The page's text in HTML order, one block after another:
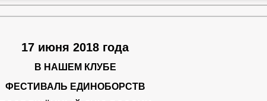
17 июня 2018 года
В НАШЕМ КЛУБЕ
ФЕСТИВАЛЬ ЕДИНОБОРСТВ